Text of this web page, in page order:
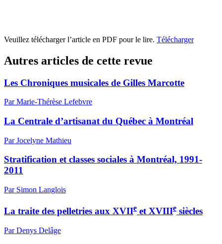
Veuillez télécharger l’article en PDF pour le lire. Télécharger
Autres articles de cette revue
Les Chroniques musicales de Gilles Marcotte
Par Marie-Thérèse Lefebvre
La Centrale d’artisanat du Québec à Montréal
Par Jocelyne Mathieu
Stratification et classes sociales à Montréal, 1991-
2011
Par Simon Langlois
La traite des pelletries aux XVIIe et XVIIIe siècles
Par Denys Delâge